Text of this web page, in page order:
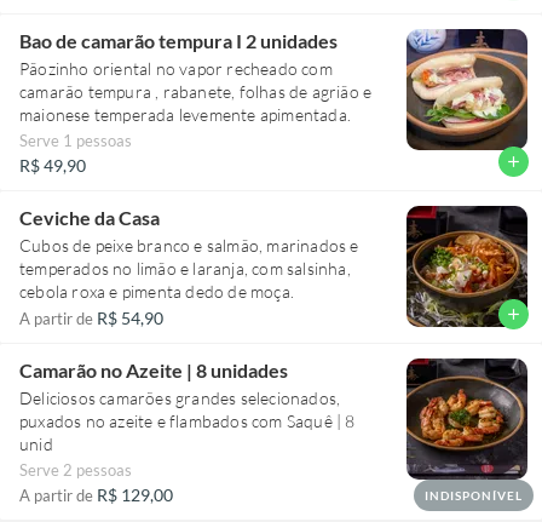
Bao de camarão tempura I 2 unidades
Pãozinho oriental no vapor recheado com
camarão tempura , rabanete, folhas de agrião e
maionese temperada levemente apimentada.
Serve 1 pessoas
R$ 49,90 add
Ceviche da Casa
Cubos de peixe branco e salmão, marinados e
temperados no limão e laranja, com salsinha,
cebola roxa e pimenta dedo de moça.
A partir de R$ 54,90 add
Camarão no Azeite | 8 unidades
Deliciosos camarões grandes selecionados,
puxados no azeite e flambados com Saquê | 8
unid
Serve 2 pessoas
A partir de R$ 129,00 INDISPONÍVEL